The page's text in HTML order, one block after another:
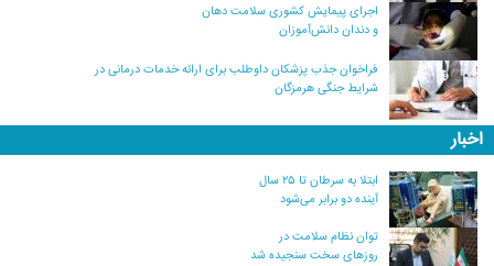
اجرای پیمایش کشوری سلامت دهان
و دندان دانش‌آموزان
فراخوان جذب پزشکان داوطلب برای ارائه خدمات درمانی در
شرایط جنگی هرمزگان
اخبار
ابتلا به سرطان تا ۲۵ سال
آینده دو برابر می‌شود
توان نظام سلامت در
روزهای سخت سنجیده شد